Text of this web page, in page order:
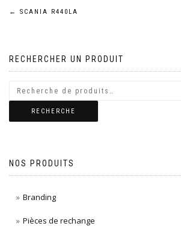
Navigation
l’article
← SCANIA R440LA
RECHERCHER UN PRODUIT
RECHERCHE
NOS PRODUITS
Branding
Pièces de rechange